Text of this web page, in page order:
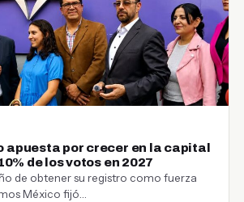
apuesta por crecer en la capital
de los votos en 2027
de obtener su registro como fuerza
México fijó…